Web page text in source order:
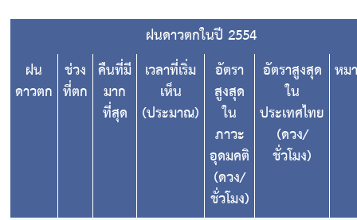
ฝนดาวตกในปี 2554
ฝน
ดาวตก
ช่วง
ที่ตก
คืนที่มี
มาก
ที่สุด
เวลาที่เริ่ม
เห็น
(ประมาณ)
อัตรา
สูงสุด
ใน
ภาวะ
อุดมคติ
(ดวง/
ชั่วโมง)
อัตราสูงสุด
ใน
ประเทศไทย
(ดวง/
ชั่วโมง)
หม